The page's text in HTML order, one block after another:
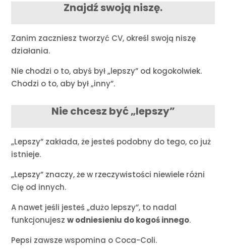
Znajdź swoją niszę.
Zanim zaczniesz tworzyć CV, określ swoją niszę
działania.
Nie chodzi o to, abyś był „lepszy” od kogokolwiek.
Chodzi o to, aby był „inny”.
Nie chcesz być „lepszy”
„Lepszy” zakłada, że jesteś podobny do tego, co już
istnieje.
„Lepszy” znaczy, że w rzeczywistości niewiele różni
Cię od innych.
A nawet jeśli jesteś „dużo lepszy”, to nadal
funkcjonujeszw odniesieniu do kogoś innego.
Pepsi zawsze wspomina o Coca-Coli.